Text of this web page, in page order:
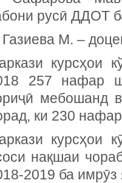
русӣ ДДОТ
Газиева М. –
курсҳои
257 нафар
мебошанд
ки 230
курсҳои
нақшаи
2019 ба имрӯз